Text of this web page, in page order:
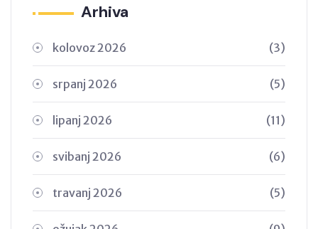
Arhiva
kolovoz 2026 (3)
srpanj 2026 (5)
lipanj 2026 (11)
svibanj 2026 (6)
travanj 2026 (5)